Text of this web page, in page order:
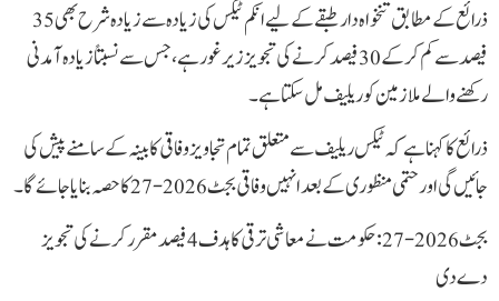
ذرائع کے مطابق تنخواہ دار طبقے کے لیے انکم ٹیکس کی زیادہ سے زیادہ شرح بھی 35
فیصد سے کم کر کے 30 فیصد کرنے کی تجویز زیر غور ہے، جس سے نسبتاً زیادہ آمدنی
رکھنے والے ملازمین کو ریلیف مل سکتا ہے۔
ذرائع کا کہنا ہے کہ ٹیکس ریلیف سے متعلق تمام تجاویز وفاقی کابینہ کے سامنے پیش کی
جائیں گی اور حتمی منظوری کے بعد انہیں وفاقی بجٹ 2026-27 کا حصہ بنایا جائے گا ۔
بجٹ 2026-27: حکومت نے معاشی ترقی کا ہدف 4 فیصد مقرر کرنے کی تجویز
دے دی